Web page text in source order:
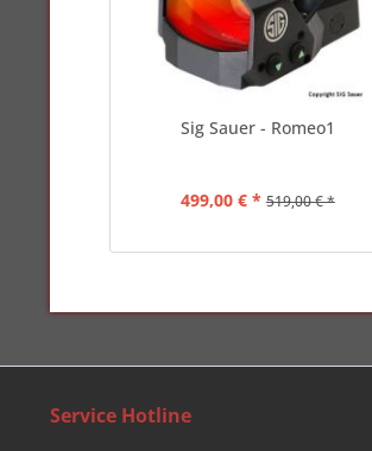
Sig Sauer - Romeo1
499,00 € * 519,00 € *
Service Hotline